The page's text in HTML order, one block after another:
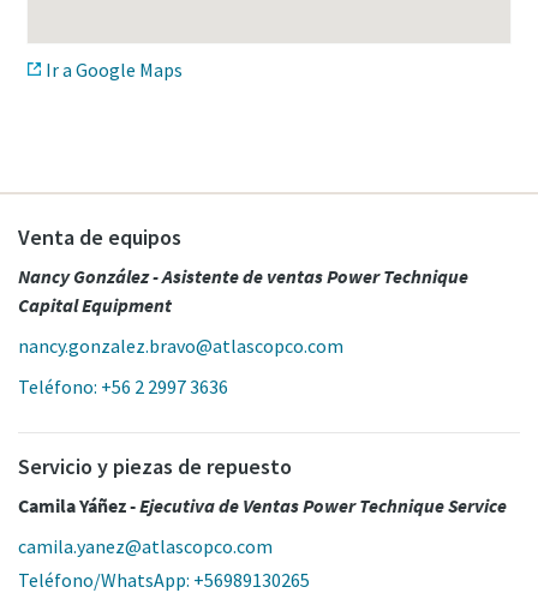
Ir a Google Maps
Venta de equipos
Nancy González - Asistente de ventas Power Technique
Capital Equipment
nancy.gonzalez.bravo@atlascopco.com
Teléfono: +56 2 2997 3636
Servicio y piezas de repuesto
Camila Yáñez -Ejecutiva de Ventas Power Technique Service
camila.yanez@atlascopco.com
Teléfono/WhatsApp: +56989130265